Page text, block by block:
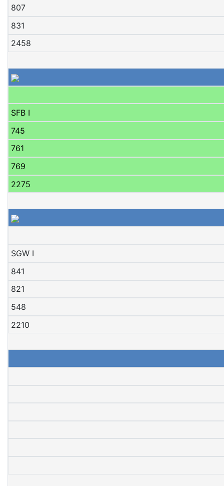
807
831
2458
SFB I
745
761
769
2275
SGW I
841
821
548
2210